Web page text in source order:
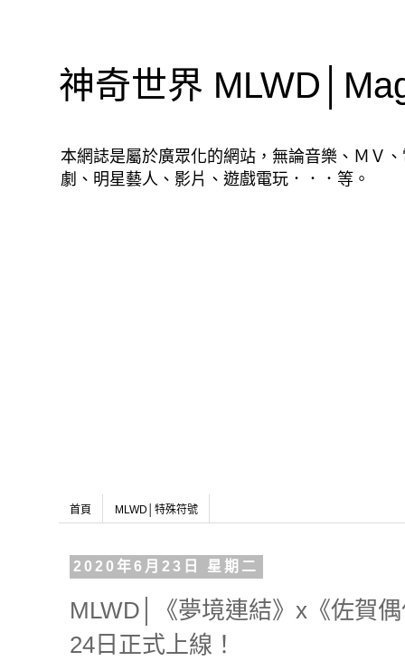
神奇世界
本網誌是屬於廣眾化的網站，無論音樂、ＭＶ
劇、明星藝人、影片、遊戲電玩．．．等。
首頁 MLWD│特殊符號
2020年6月23日 星期二
MLWD│《夢境連結》x《佐賀
24日正式上線！